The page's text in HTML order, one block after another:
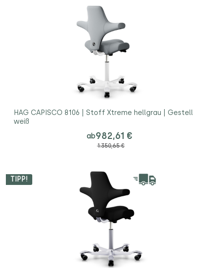
HAG CAPISCO 8106 | Stoff Xtreme hellgrau | Gestell
weiß
ab982,61 €
1.350,65 €
TIPP!